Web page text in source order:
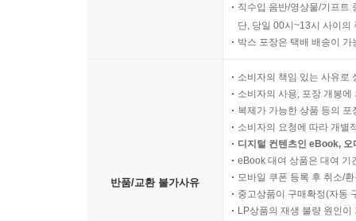
직수입 음반/영상물/기프트
단, 당일 00시~13시 사이의
박스 포장은 택배 배송이
반품/교환 불가사유
소비자의 책임 있는 사유로
소비자의 사용, 포장 개봉
복제가 가능한 상품 등의
소비자의 요청에 따라 개별
디지털 컨텐츠인 eBook,
eBook 대여 상품은 대여 기
모바일 쿠폰 등록 후 취소/
중고상품이 구매확정(자동
LP상품의 재생 불량 원인